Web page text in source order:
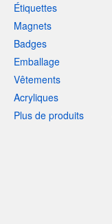
Étiquettes
Magnets
Badges
Emballage
Vêtements
Acryliques
Plus de produits